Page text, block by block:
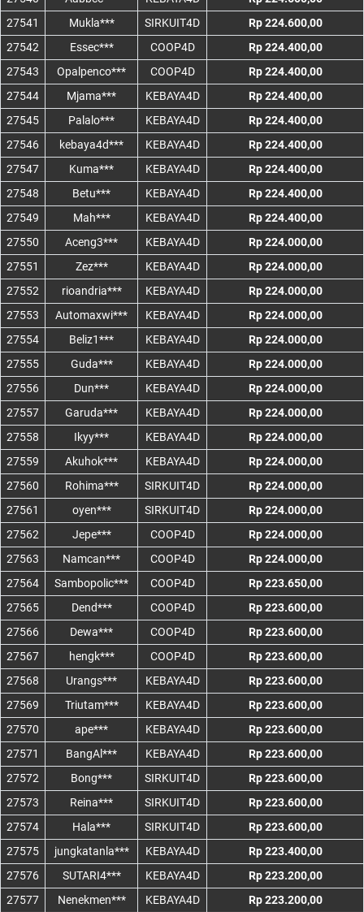
27541
Mukla*** SIRKUIT4D
Rp 224.600,00
27542
Essec*** COOP4D
Rp 224.400,00
27543
Opalpenco*** COOP4D
Rp 224.400,00
27544
Mjama*** KEBAYA4D
Rp 224.400,00
27545
Palalo*** KEBAYA4D
Rp 224.400,00
27546
kebaya4d*** KEBAYA4D
Rp 224.400,00
27547
Kuma*** KEBAYA4D
Rp 224.400,00
27548
Betu*** KEBAYA4D
Rp 224.400,00
27549
Mah*** KEBAYA4D
Rp 224.400,00
27550
Aceng3*** KEBAYA4D
Rp 224.000,00
27551
Zez*** KEBAYA4D
Rp 224.000,00
27552
rioandria*** KEBAYA4D
Rp 224.000,00
27553
Automaxwi*** KEBAYA4D
Rp 224.000,00
27554
Beliz1*** KEBAYA4D
Rp 224.000,00
27555
Guda*** KEBAYA4D
Rp 224.000,00
27556
Dun*** KEBAYA4D
Rp 224.000,00
27557
Garuda*** KEBAYA4D
Rp 224.000,00
27558
Ikyy*** KEBAYA4D
Rp 224.000,00
27559
Akuhok*** KEBAYA4D
Rp 224.000,00
27560
Rohima*** SIRKUIT4D
Rp 224.000,00
27561
oyen*** SIRKUIT4D
Rp 224.000,00
27562
Jepe*** COOP4D
Rp 224.000,00
27563
Namcan*** COOP4D
Rp 224.000,00
27564
Sambopolic*** COOP4D
Rp 223.650,00
27565
Dend*** COOP4D
Rp 223.600,00
27566
Dewa*** COOP4D
Rp 223.600,00
27567
hengk*** COOP4D
Rp 223.600,00
27568
Urangs*** KEBAYA4D
Rp 223.600,00
27569
Triutam*** KEBAYA4D
Rp 223.600,00
27570
ape*** KEBAYA4D
Rp 223.600,00
27571
BangAl*** KEBAYA4D
Rp 223.600,00
27572
Bong*** SIRKUIT4D
Rp 223.600,00
27573
Reina*** SIRKUIT4D
Rp 223.600,00
27574
Hala*** SIRKUIT4D
Rp 223.600,00
27575
jungkatanla*** KEBAYA4D
Rp 223.400,00
27576
SUTARI4*** KEBAYA4D
Rp 223.200,00
27577
Nenekmen*** KEBAYA4D
Rp 223.200,00